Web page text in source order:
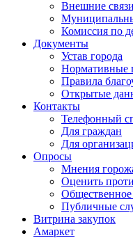
Внешние
Комиссия по
Документы
Устав города
Нормативные
Правила
Открытые
Контакты
Телефонный
Для граждан
Для
Опросы
Мнения
Оценить
Общественное
Публичные
Витрина закупок
Амаркет